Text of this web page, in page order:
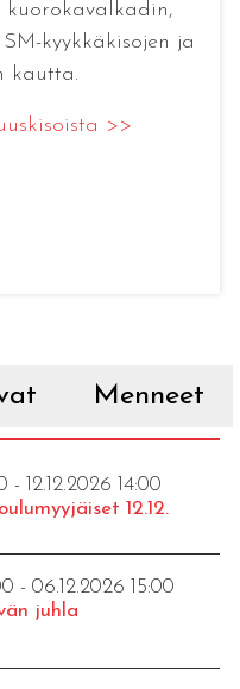
kuorokavalkadin,
kyykkäkisojen ja
kautta.
>>
Menneet
- 12.12.2026 14:00
12.12.
- 06.12.2026 15:00
juhla